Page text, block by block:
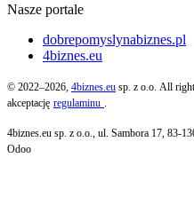
Nasze portale
dobrepomyslynabiznes.pl
4biznes.eu
© 2022–2026, 4biznes.eu sp. z o.o. All
akceptację regulaminu .
4biznes.eu sp. z o.o., ul. Sambora 17, 83-
Odoo